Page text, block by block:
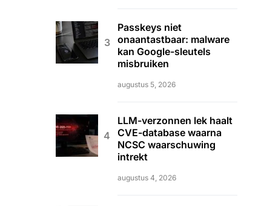
Passkeys niet
onaantastbaar: malware
kan Google-sleutels
misbruiken
augustus 5, 2026
LLM-verzonnen lek haalt
CVE-database waarna
NCSC waarschuwing
intrekt
augustus 4, 2026